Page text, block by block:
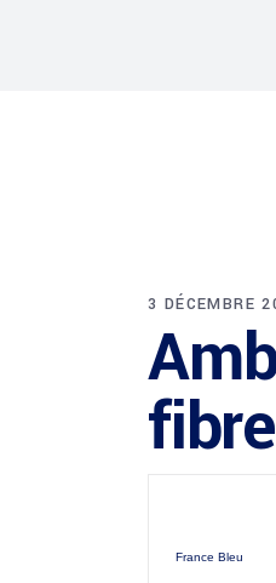
3 DÉCEMBRE
France Bleu